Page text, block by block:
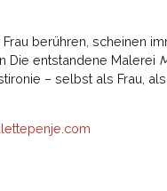
berühren, scheinen
Die entstandene Malerei
– selbst als Frau,